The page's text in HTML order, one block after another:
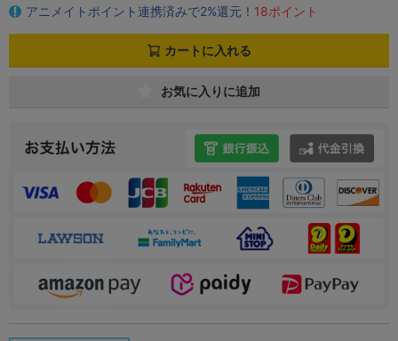
アニメイトポイント連携済みで2%還元！ 18ポイント
カートに入れる
お気に入りに追加